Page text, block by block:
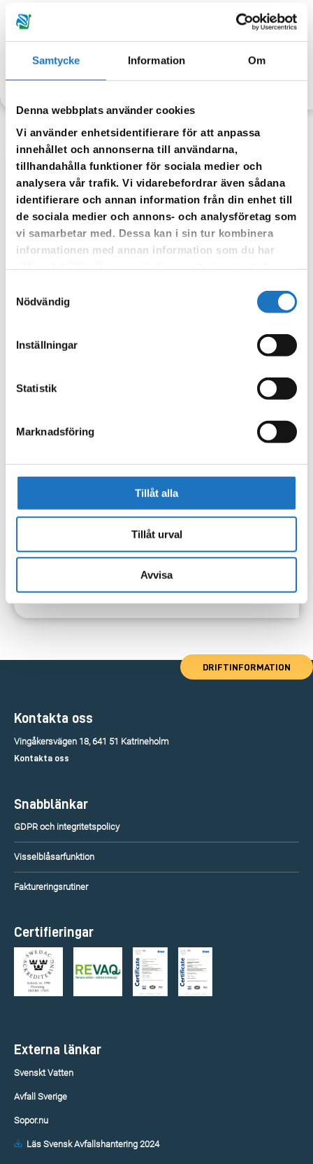
Samtycke Information Om
Denna webbplats använder cookies
Vi använder enhetsidentifierare för att anpassa
innehållet och annonserna till användarna,
tillhandahålla funktioner för sociala medier och
analysera vår trafik. Vi vidarebefordrar även sådana
identifierare och annan information från din enhet till
de sociala medier och annons- och analysföretag som
vi samarbetar med. Dessa kan i sin tur kombinera
informationen med annan information som du har
Nödvändig
Inställningar
Statistik
Marknadsföring
Tillåt alla
Tillåt urval
Avvisa
Tappa gärna upp vatten för eget behov. När vattnet släpps på igen
kan det vara missfärgat – spola då i kranen tills vattnet blir klart igen.
Anmäl dig till vår sms-tjänst.
Vår sms-tjänst använder vi enbart för att kunna informera dig
om driftstörningar och andra händelser som kan påverka dig
som fastighetsägare.
DRIFTINFORMATION
Kontakta oss
Vingåkersvägen 18, 641 51 Katrineholm
Kontakta oss
Snabblänkar
GDPR och integritetspolicy
Visselblåsarfunktion
Faktureringsrutiner
Certifieringar
Externa länkar
Svenskt Vatten
Avfall Sverige
Sopor.nu
Läs Svensk Avfallshantering 2024